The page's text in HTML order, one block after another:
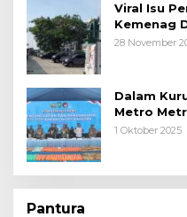
Viral Isu
Kemenag
28 November
Dalam
Metro
1 Oktober 2025
Pantura